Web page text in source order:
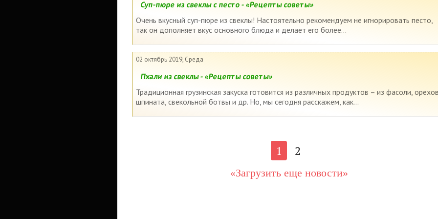
Суп-пюре из свеклы с песто - «Рецепты советы»
Очень вкусный суп-пюре из свеклы! Настоятельно рекомендуем не игнорировать песто,
так он дополняет вкус основного блюда и делает его более...
02 октябрь 2019, Среда
Пхали из свеклы - «Рецепты советы»
Традиционная грузинская закуска готовится из различных продуктов – из фасоли,
шпината, свекольной ботвы и др. Но, мы сегодня расскажем, как...
1 2
«Загрузить еще новости»